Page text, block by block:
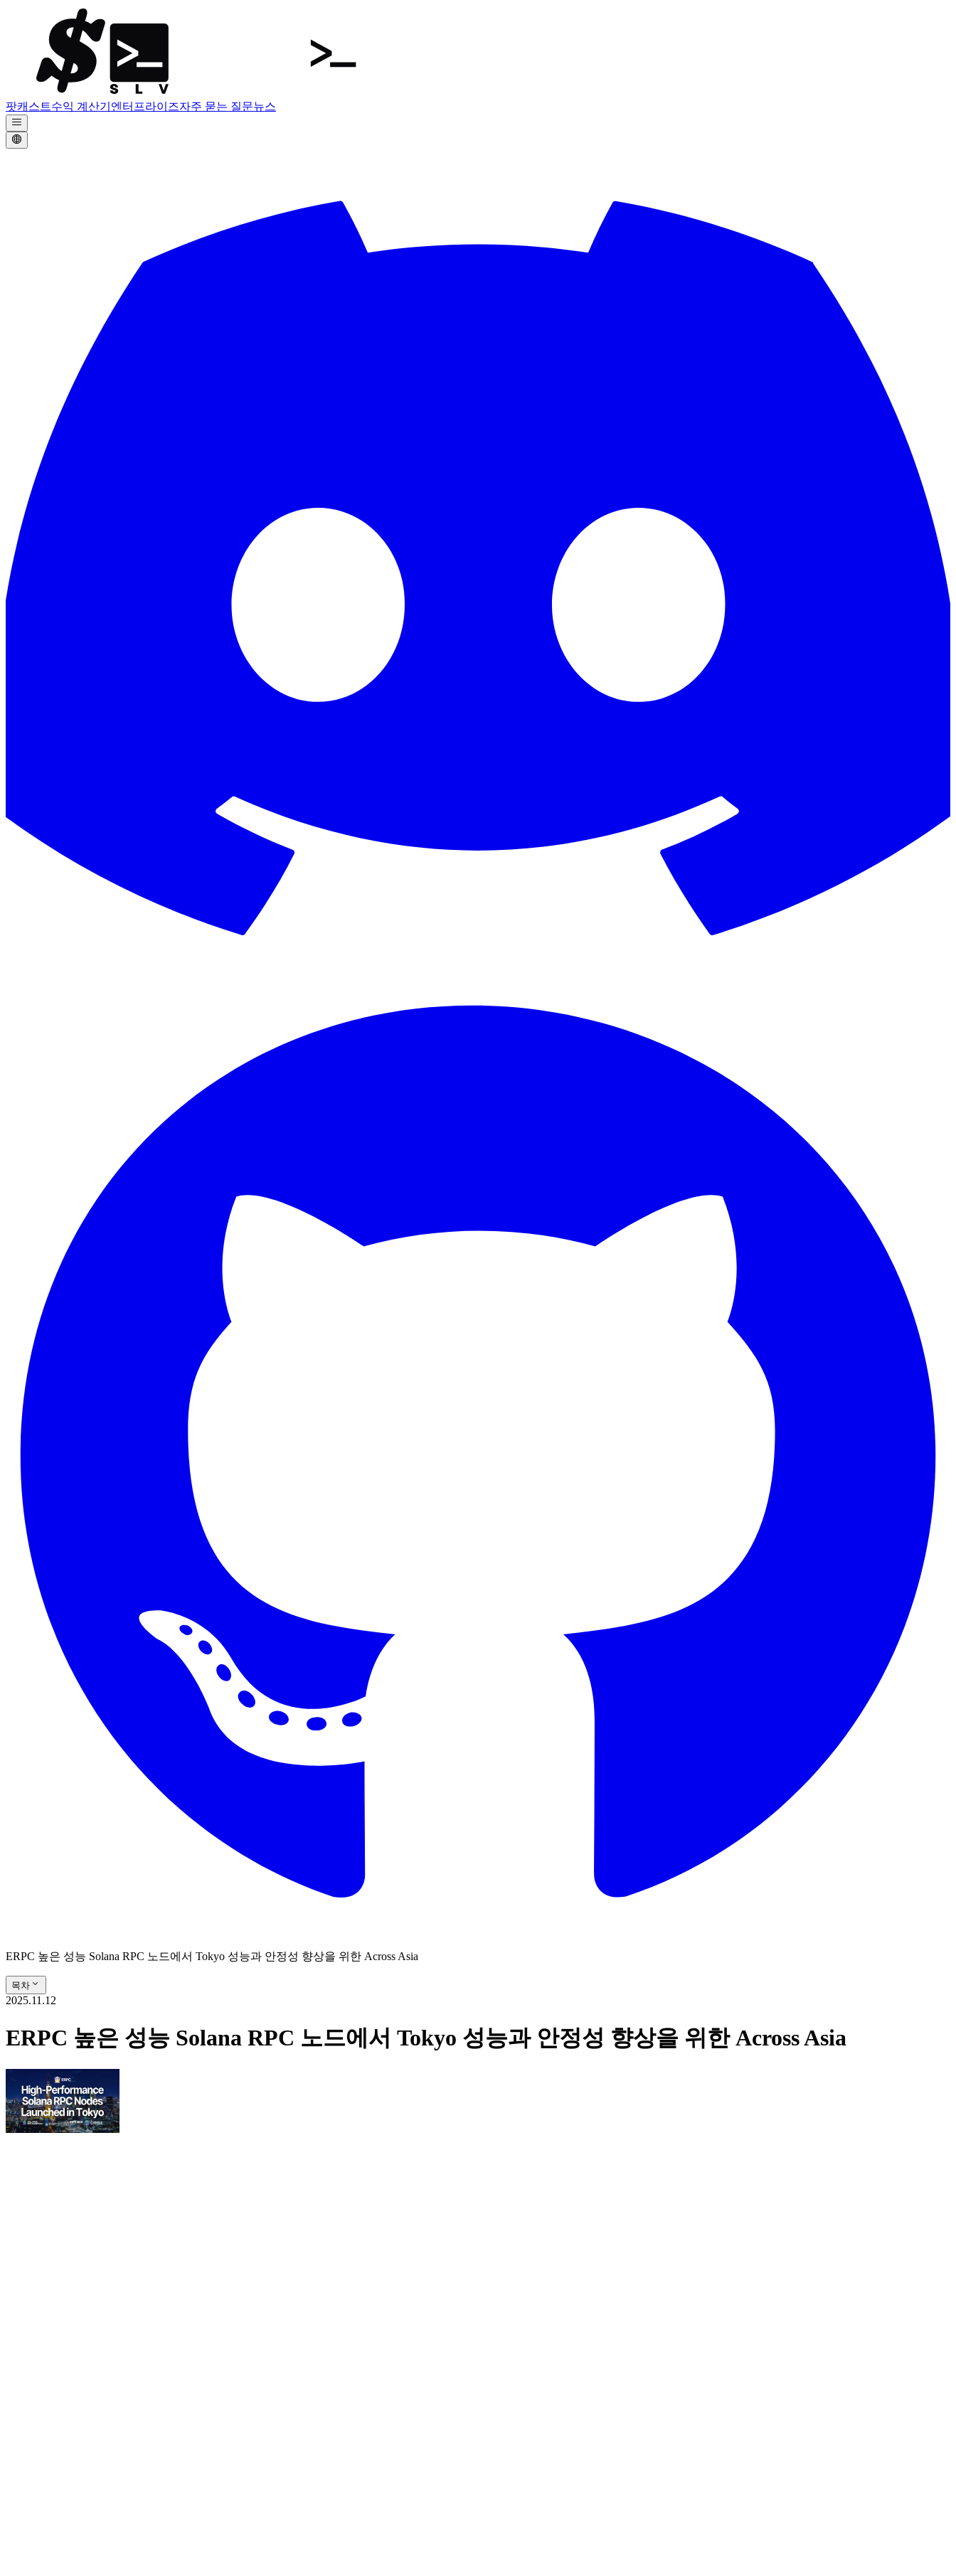
팟캐스트수익 계산기 엔터프라이즈자주 묻는 질문뉴스
ERPC 높은 성능 Solana RPC 노드에서 Tokyo 성능과 안정성 향상을 위한 Across Asia
목차
2025.11.12
ERPC 높은 성능 Solana RPC 노드에서 Tokyo 성능과 안정성 향상을 위한 Across Asia